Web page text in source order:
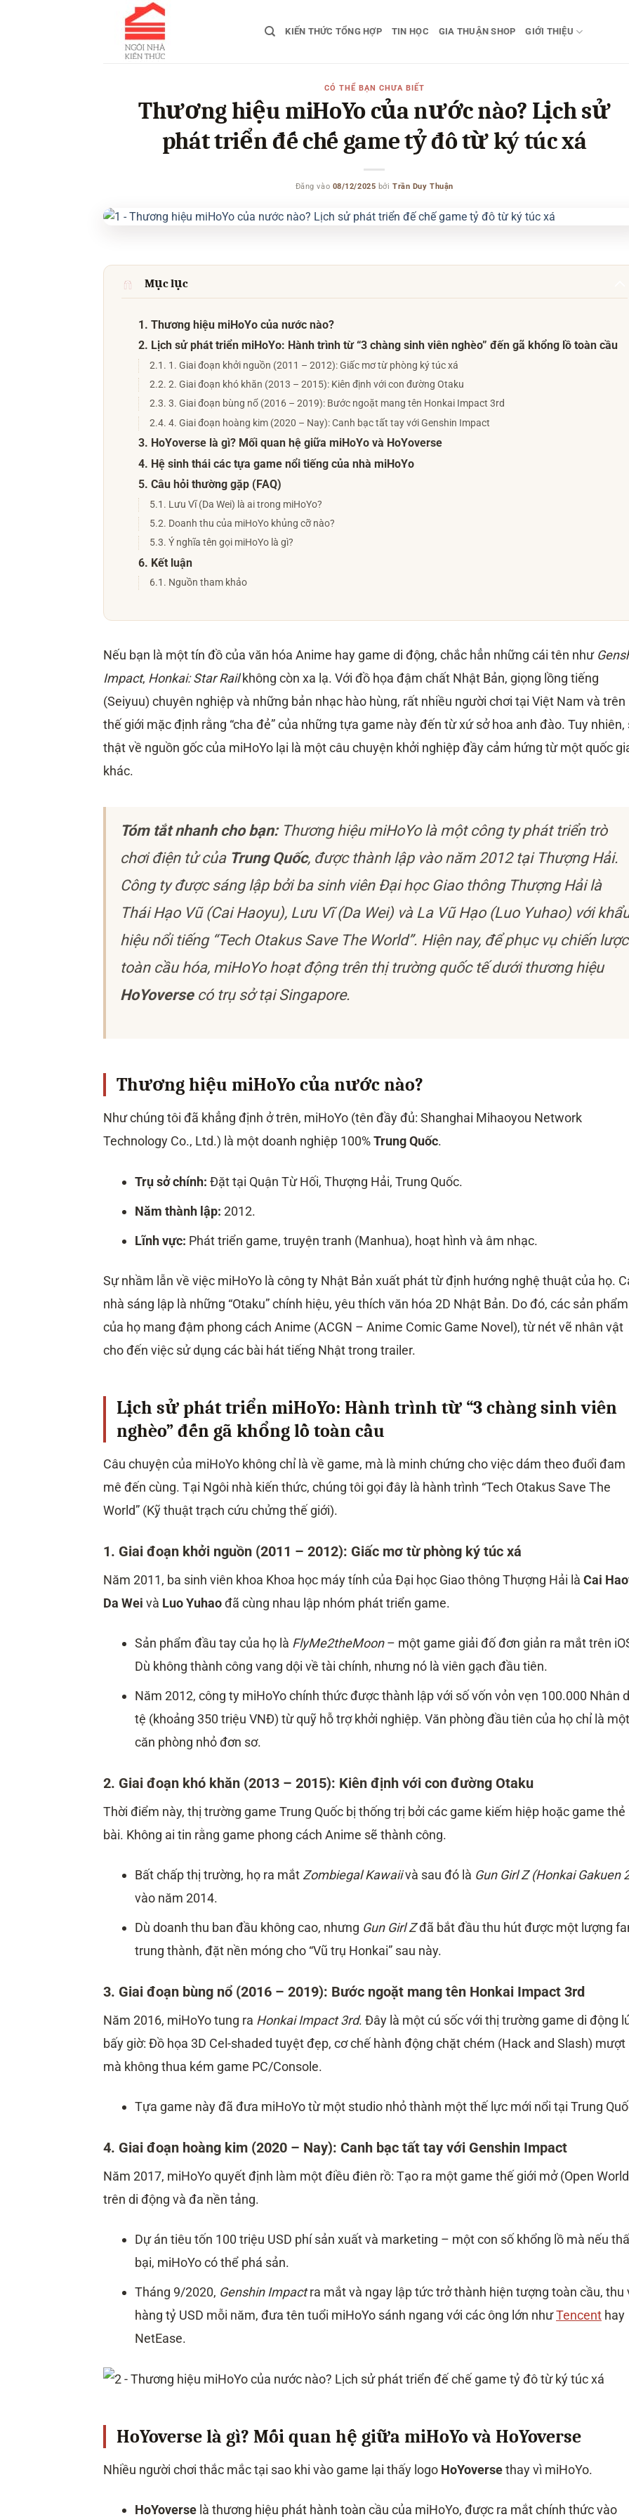
KIẾN THỨC TỔNG HỢP TIN HỌC GIA THUẬN SHOP GIỚI THIỆU
CÓ THỂ BẠN CHƯA BIẾT
Thương hiệu miHoYo của nước nào? Lịch sử
phát triển đế chế game tỷ đô từ ký túc xá
Đăng vào 08/12/2025 bởiTrần Duy Thuận
Mục lục
1. Thương hiệu miHoYo của nước nào?
2. Lịch sử phát triển miHoYo: Hành trình từ “3 chàng sinh viên nghèo” đến gã khổng lồ toàn cầu
2.1. 1. Giai đoạn khởi nguồn (2011 – 2012): Giấc mơ từ phòng ký túc xá
2.2. 2. Giai đoạn khó khăn (2013 – 2015): Kiên định với con đường Otaku
2.3. 3. Giai đoạn bùng nổ (2016 – 2019): Bước ngoặt mang tên Honkai Impact 3rd
2.4. 4. Giai đoạn hoàng kim (2020 – Nay): Canh bạc tất tay với Genshin Impact
3. HoYoverse là gì? Mối quan hệ giữa miHoYo và HoYoverse
4. Hệ sinh thái các tựa game nổi tiếng của nhà miHoYo
5. Câu hỏi thường gặp (FAQ)
5.1. Lưu Vĩ (Da Wei) là ai trong miHoYo?
5.2. Doanh thu của miHoYo khủng cỡ nào?
5.3. Ý nghĩa tên gọi miHoYo là gì?
6. Kết luận
6.1. Nguồn tham khảo
Nếu bạn là một tín đồ của văn hóa Anime hay game di động, chắc hẳn những cái tên như
Impact, Honkai: Star Railkhông còn xa lạ. Với đồ họa đậm chất Nhật Bản, giọng lồng tiếng
(Seiyuu) chuyên nghiệp và những bản nhạc hào hùng, rất nhiều người chơi tại Việt Nam và trên
thế giới mặc định rằng “cha đẻ” của những tựa game này đến từ xứ sở hoa anh đào. Tuy nhiên,
thật về nguồn gốc của miHoYo lại là một câu chuyện khởi nghiệp đầy cảm hứng từ một quốc
khác.
Tóm tắt nhanh cho bạn:Thương hiệu miHoYo là một công ty phát triển trò
chơi điện tử của Trung Quốc, được thành lập vào năm 2012 tại Thượng Hải.
Công ty được sáng lập bởi ba sinh viên Đại học Giao thông Thượng Hải là
Thái Hạo Vũ (Cai Haoyu), Lưu Vĩ (Da Wei) và La Vũ Hạo (Luo Yuhao) với
hiệu nổi tiếng “Tech Otakus Save The World”. Hiện nay, để phục vụ chiến lược
toàn cầu hóa, miHoYo hoạt động trên thị trường quốc tế dưới thương hiệu
HoYoversecó trụ sở tại Singapore.
Thương hiệu miHoYo của nước nào?
Như chúng tôi đã khẳng định ở trên, miHoYo (tên đầy đủ: Shanghai Mihaoyou Network
Technology Co., Ltd.) là một doanh nghiệp 100%Trung Quốc.
Trụ sở chính: Đặt tại Quận Từ Hối, Thượng Hải, Trung Quốc.
Năm thành lập: 2012.
Lĩnh vực: Phát triển game, truyện tranh (Manhua), hoạt hình và âm nhạc.
Sự nhầm lẫn về việc miHoYo là công ty Nhật Bản xuất phát từ định hướng nghệ thuật của họ.
nhà sáng lập là những “Otaku” chính hiệu, yêu thích văn hóa 2D Nhật Bản. Do đó, các sản phẩm
của họ mang đậm phong cách Anime (ACGN – Anime Comic Game Novel), từ nét vẽ nhân vật
cho đến việc sử dụng các bài hát tiếng Nhật trong trailer.
Lịch sử phát triển miHoYo: Hành trình từ “3 chàng sinh viên
nghèo” đến gã khổng lồ toàn cầu
Câu chuyện của miHoYo không chỉ là về game, mà là minh chứng cho việc dám theo đuổi đam
mê đến cùng. Tại Ngôi nhà kiến thức, chúng tôi gọi đây là hành trình “Tech Otakus Save The
World” (Kỹ thuật trạch cứu chửng thế giới).
1. Giai đoạn khởi nguồn (2011 – 2012): Giấc mơ từ phòng ký túc xá
Năm 2011, ba sinh viên khoa Khoa học máy tính của Đại học Giao thông Thượng Hải là Cai
Da Wei và Luo Yuhaođã cùng nhau lập nhóm phát triển game.
Sản phẩm đầu tay của họ là FlyMe2theMoon– một game giải đố đơn giản ra mắt trên
Dù không thành công vang dội về tài chính, nhưng nó là viên gạch đầu tiên.
Năm 2012, công ty miHoYo chính thức được thành lập với số vốn vỏn vẹn 100.000 Nhân
tệ (khoảng 350 triệu VNĐ) từ quỹ hỗ trợ khởi nghiệp. Văn phòng đầu tiên của họ chỉ là một
căn phòng nhỏ đơn sơ.
2. Giai đoạn khó khăn (2013 – 2015): Kiên định với con đường Otaku
Thời điểm này, thị trường game Trung Quốc bị thống trị bởi các game kiếm hiệp hoặc game thẻ
bài. Không ai tin rằng game phong cách Anime sẽ thành công.
Bất chấp thị trường, họ ra mắtZombiegal Kawaiivà sau đó là Gun Girl Z (Honkai Gakuen
vào năm 2014.
Dù doanh thu ban đầu không cao, nhưng Gun Girl Zđã bắt đầu thu hút được một lượng
trung thành, đặt nền móng cho “Vũ trụ Honkai” sau này.
3. Giai đoạn bùng nổ (2016 – 2019): Bước ngoặt mang tên Honkai Impact 3rd
Năm 2016, miHoYo tung ra Honkai Impact 3rd. Đây là một cú sốc với thị trường game di động
bấy giờ: Đồ họa 3D Cel-shaded tuyệt đẹp, cơ chế hành động chặt chém (Hack and Slash) mượt
mà không thua kém game PC/Console.
Tựa game này đã đưa miHoYo từ một studio nhỏ thành một thế lực mới nổi tại Trung
4. Giai đoạn hoàng kim (2020 – Nay): Canh bạc tất tay với Genshin Impact
Năm 2017, miHoYo quyết định làm một điều điên rồ: Tạo ra một game thế giới mở (Open
trên di động và đa nền tảng.
Dự án tiêu tốn 100 triệu USD phí sản xuất và marketing – một con số khổng lồ mà nếu
bại, miHoYo có thể phá sản.
Tháng 9/2020, Genshin Impactra mắt và ngay lập tức trở thành hiện tượng toàn cầu, thu
hàng tỷ USD mỗi năm, đưa tên tuổi miHoYo sánh ngang với các ông lớn nhưTencenthay
NetEase.
HoYoverse là gì? Mối quan hệ giữa miHoYo và HoYoverse
Nhiều người chơi thắc mắc tại sao khi vào game lại thấy logo HoYoversethay vì miHoYo.
HoYoverselà thương hiệu phát hành toàn cầu của miHoYo, được ra mắt chính thức vào